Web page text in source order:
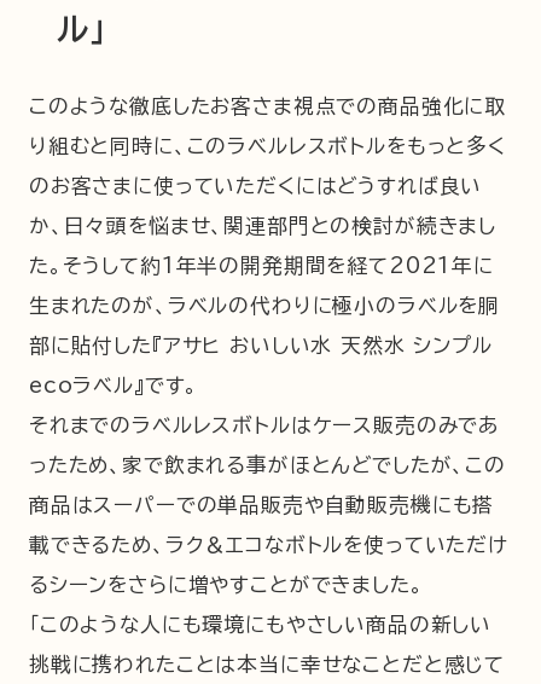
ル」
このような徹底したお客さま視点での商品強化に取
り組むと同時に、このラベルレスボトルをもっと多く
のお客さまに使っていただくにはどうすれば良い
か、日々頭を悩ませ、関連部門との検討が続きまし
た。そうして約1年半の開発期間を経て2021年に
生まれたのが、ラベルの代わりに極小のラベルを胴
部に貼付した『アサヒ おいしい水 天然水 シンプル
ecoラベル』です。
それまでのラベルレスボトルはケース販売のみであ
ったため、家で飲まれる事がほとんどでしたが、この
商品はスーパーでの単品販売や自動販売機にも搭
載できるため、ラク＆エコなボトルを使っていただけ
るシーンをさらに増やすことができました。
「このような人にも環境にもやさしい商品の新しい
挑戦に携われたことは本当に幸せなことだと感じて